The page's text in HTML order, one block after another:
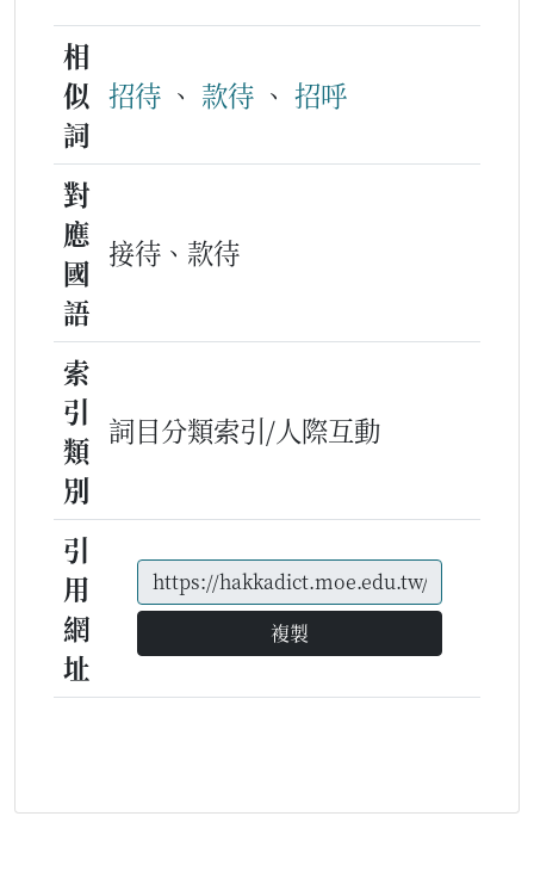
相
似
詞
招待 、 款待 、 招呼
對
應
國
語
接待、款待
索
引
類
別
詞目分類索引/人際互動
引
用
網
址
複製